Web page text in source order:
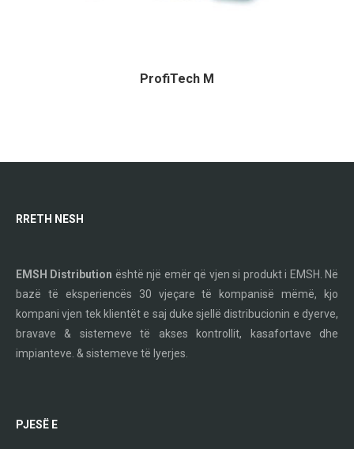
ProfiTech M
RRETH NESH
EMSH Distribution është një emër që vjen si produkt i EMSH. Në
bazë të eksperiencës 30 vjeçare të kompanisë mëmë, kjo
kompani vjen tek klientët e saj duke sjellë distribucionin e dyerve,
bravave & sistemeve të akses kontrollit, kasafortave dhe
impianteve. & sistemeve të lyerjes.
PJESË E